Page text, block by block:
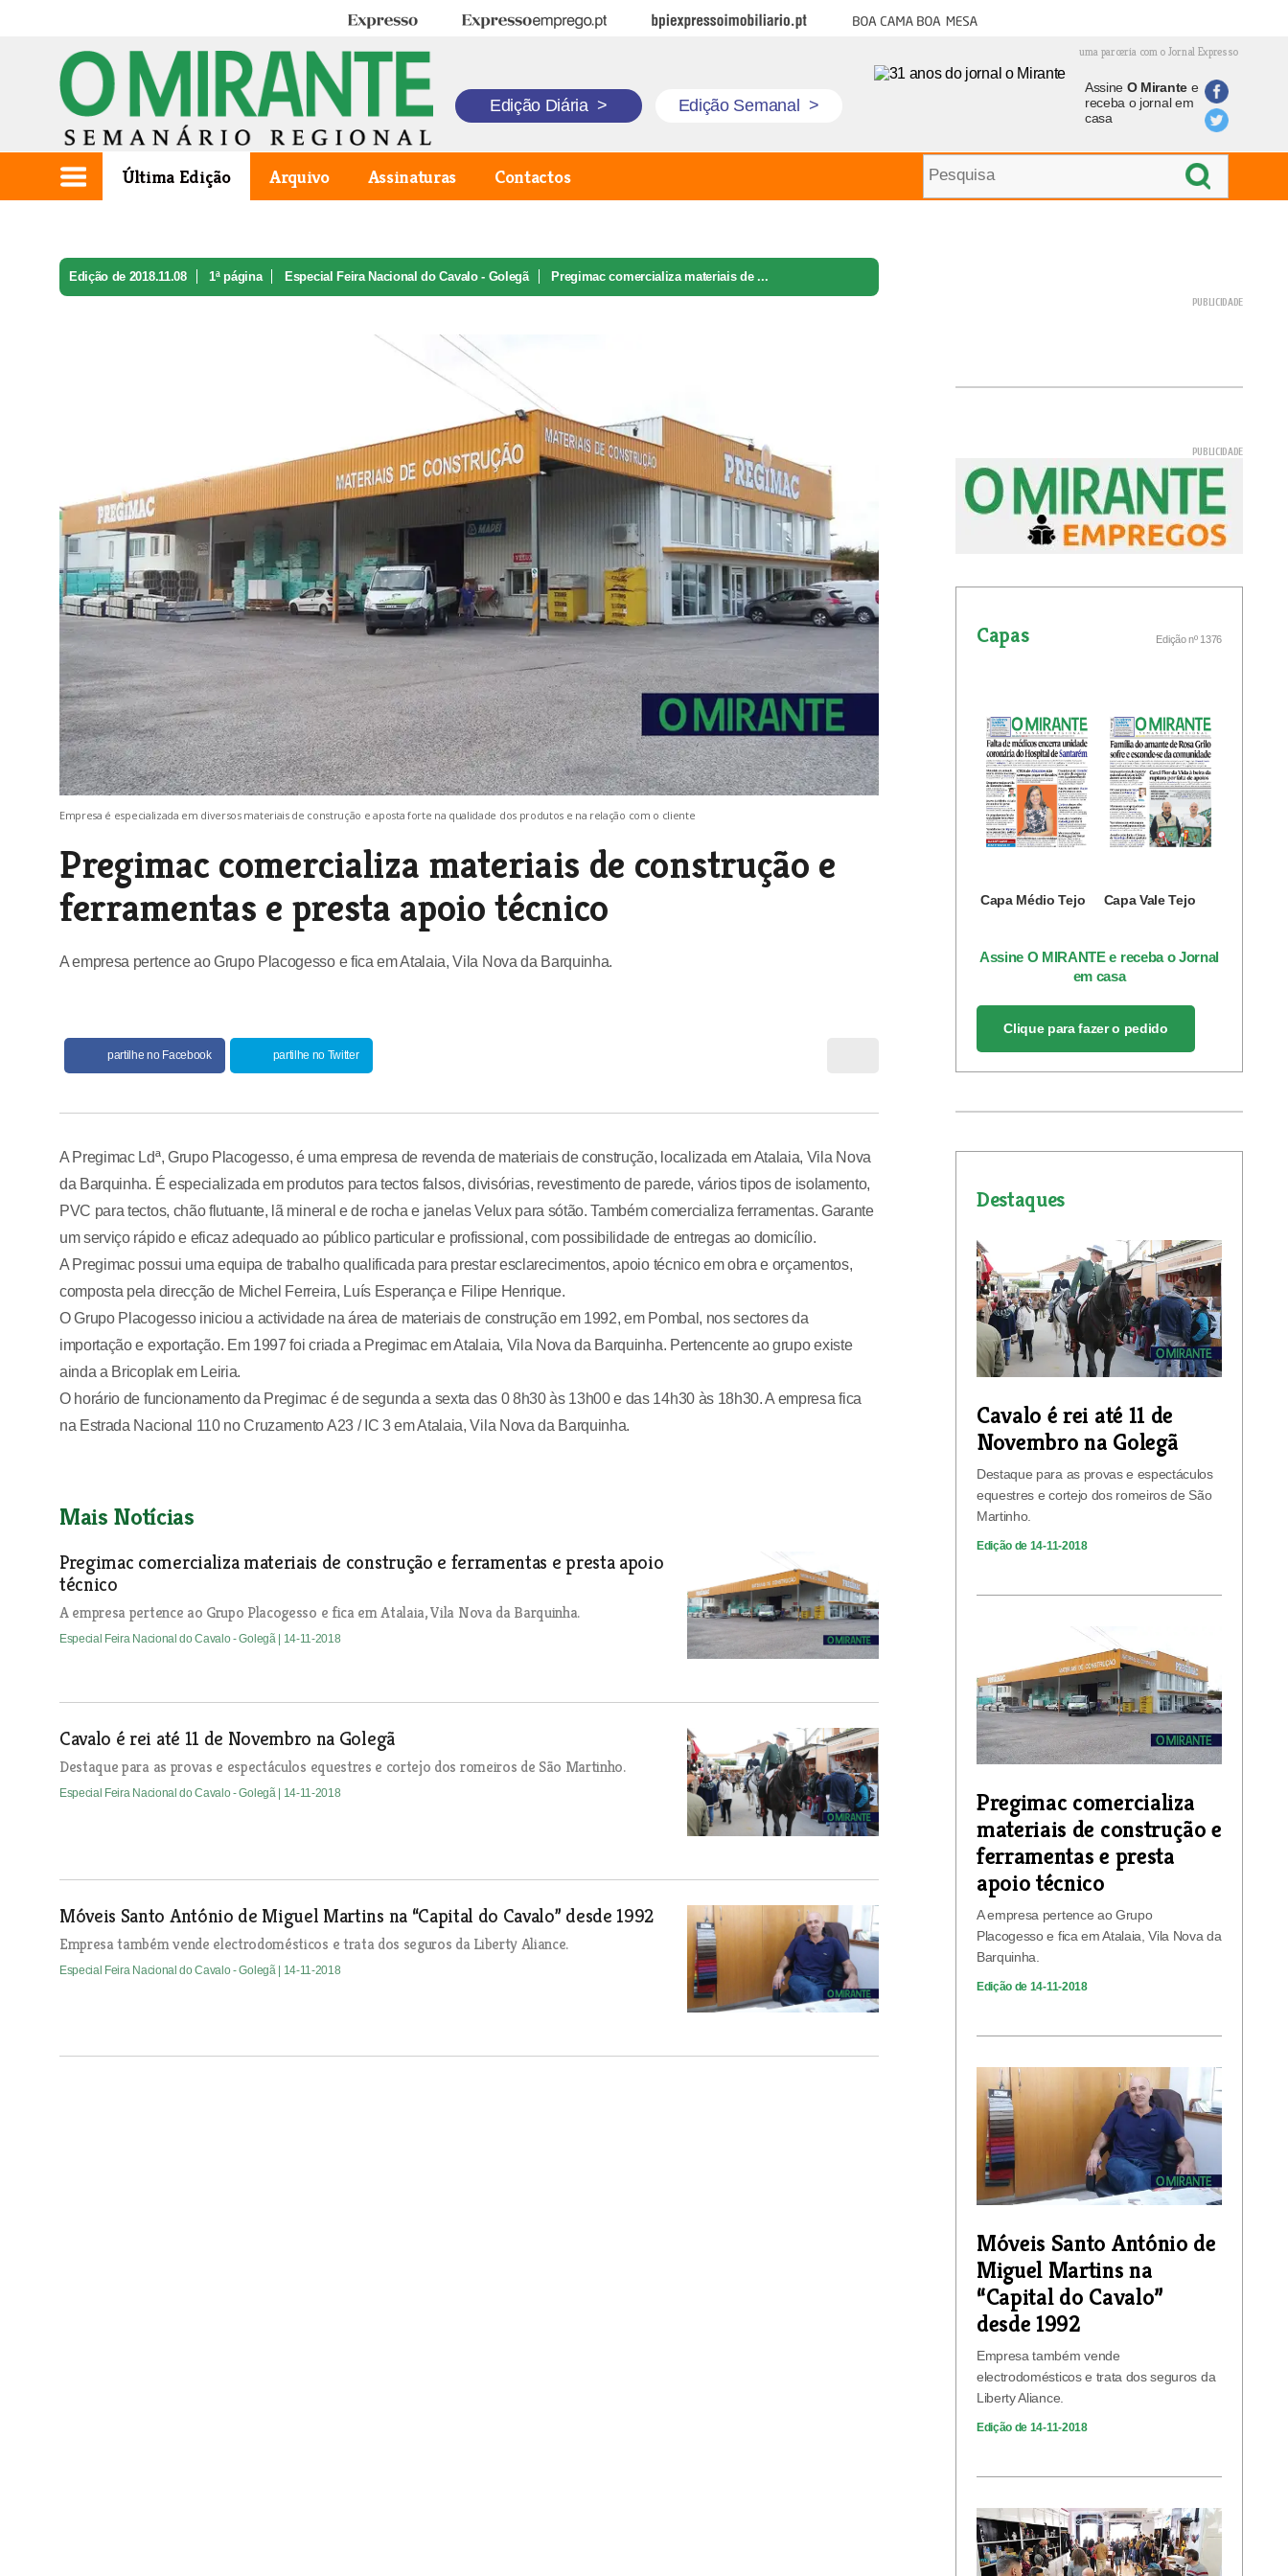
Expresso Expresso Emprego BPI Expresso Imobiliário Boa cama boa mesa
uma parceria com o Jornal Expresso
Edição Diária > Edição Semanal >
Assine O Mirantee
receba o jornal em
casa
Última Edição Arquivo Assinaturas Contactos
Edição de 2018.11.08 1ª página Especial Feira Nacional do Cavalo - Golegã Pregimac comercializa materiais de ...
Empresa é especializada em diversos materiais de construção e aposta forte na qualidade dos produtos e na relação com o cliente
Pregimac comercializa materiais de construção e
ferramentas e presta apoio técnico
A empresa pertence ao Grupo Placogesso e fica em Atalaia, Vila Nova da Barquinha.
partilhe no Facebook partilhe no Twitter
A Pregimac Ldª, Grupo Placogesso, é uma empresa de revenda de materiais de construção, localizada em Atalaia, Vila Nova
da Barquinha. É especializada em produtos para tectos falsos, divisórias, revestimento de parede, vários tipos de isolamento,
PVC para tectos, chão flutuante, lã mineral e de rocha e janelas Velux para sótão. Também comercializa ferramentas. Garante
um serviço rápido e eficaz adequado ao público particular e profissional, com possibilidade de entregas ao domicílio.
A Pregimac possui uma equipa de trabalho qualificada para prestar esclarecimentos, apoio técnico em obra e orçamentos,
composta pela direcção de Michel Ferreira, Luís Esperança e Filipe Henrique.
O Grupo Placogesso iniciou a actividade na área de materiais de construção em 1992, em Pombal, nos sectores da
importação e exportação. Em 1997 foi criada a Pregimac em Atalaia, Vila Nova da Barquinha. Pertencente ao grupo existe
ainda a Bricoplak em Leiria.
O horário de funcionamento da Pregimac é de segunda a sexta das 0 8h30 às 13h00 e das 14h30 às 18h30. A empresa fica
na Estrada Nacional 110 no Cruzamento A23 / IC 3 em Atalaia, Vila Nova da Barquinha.
Mais Notícias
Pregimac comercializa materiais de construção e ferramentas e presta apoio
técnico
A empresa pertence ao Grupo Placogesso e fica em Atalaia, Vila Nova da Barquinha.
Especial Feira Nacional do Cavalo - Golegã | 14-11-2018
Cavalo é rei até 11 de Novembro na Golegã
Destaque para as provas e espectáculos equestres e cortejo dos romeiros de São Martinho.
Especial Feira Nacional do Cavalo - Golegã | 14-11-2018
Móveis Santo António de Miguel Martins na “Capital do Cavalo” desde 1992
Empresa também vende electrodomésticos e trata dos seguros da Liberty Aliance.
Especial Feira Nacional do Cavalo - Golegã | 14-11-2018
Capas Edição nº 1376
Capa Médio Tejo Capa Vale Tejo
Assine O MIRANTE e receba o Jornal
em casa
Clique para fazer o pedido
Destaques
Cavalo é rei até 11 de
Novembro na Golegã
Destaque para as provas e espectáculos
equestres e cortejo dos romeiros de São
Martinho.
Edição de 14-11-2018
Pregimac comercializa
materiais de construção e
ferramentas e presta
apoio técnico
A empresa pertence ao Grupo
Placogesso e fica em Atalaia, Vila Nova da
Barquinha.
Edição de 14-11-2018
Móveis Santo António de
Miguel Martins na
“Capital do Cavalo”
desde 1992
Empresa também vende
electrodomésticos e trata dos seguros da
Liberty Aliance.
Edição de 14-11-2018